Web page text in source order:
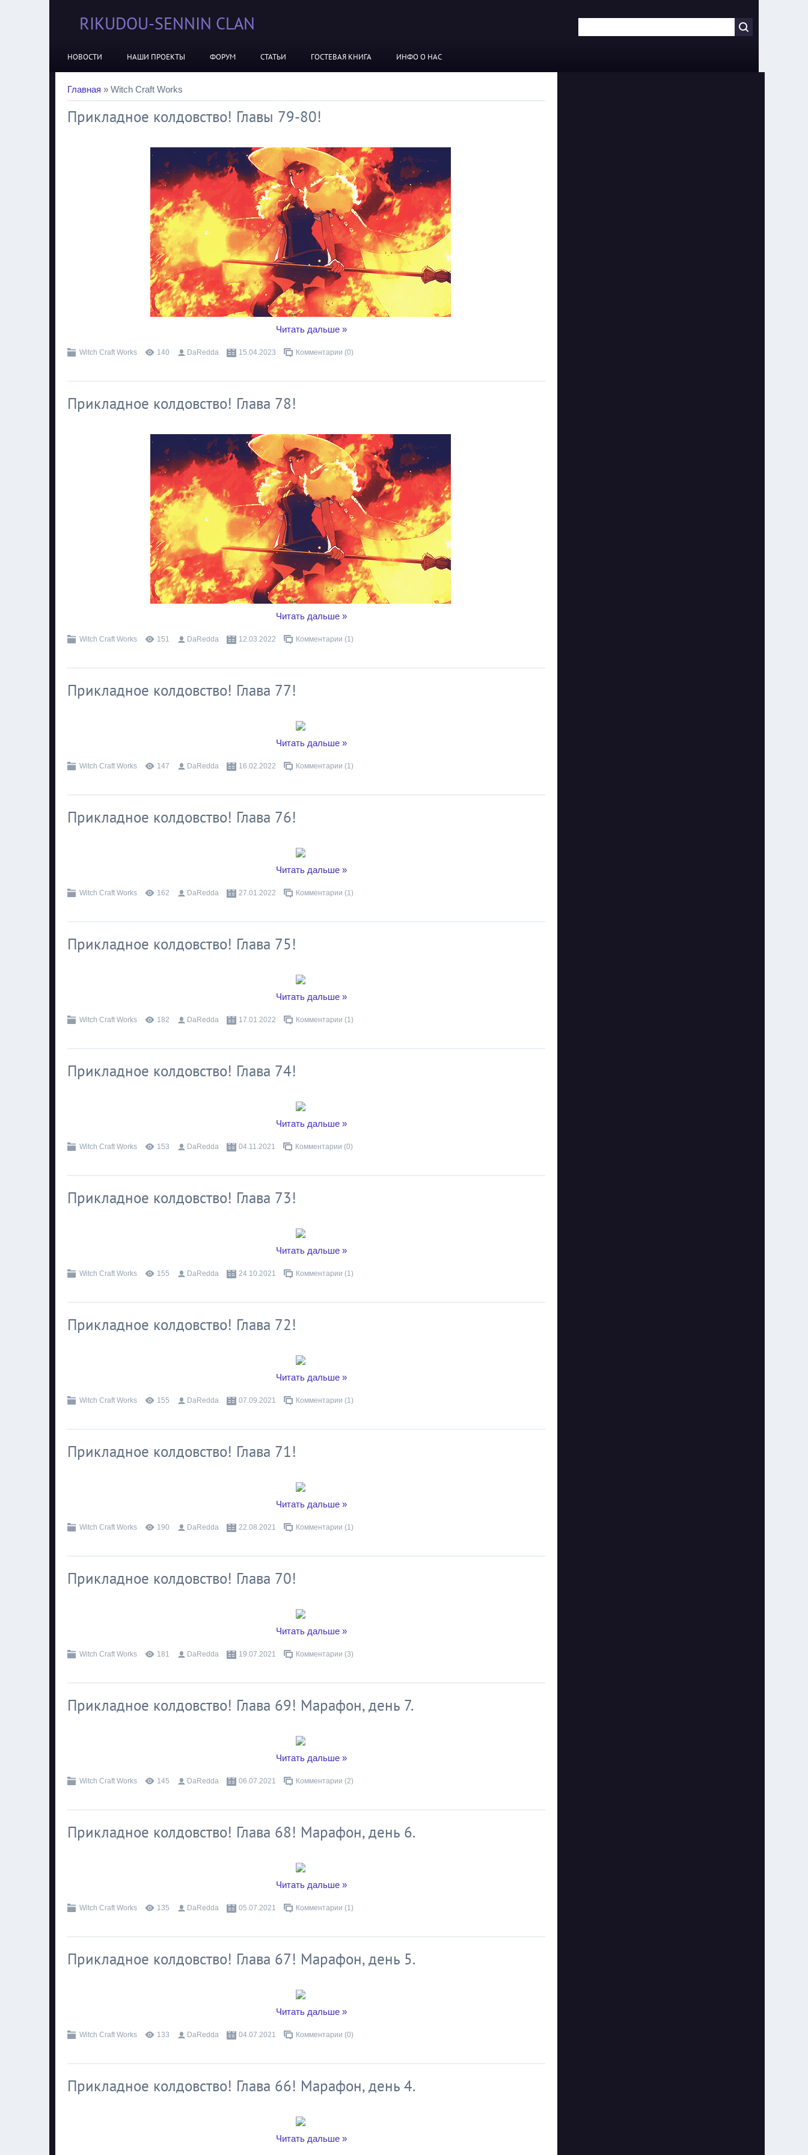
RIKUDOU-SENNIN CLAN
НОВОСТИ НАШИ ПРОЕКТЫ ФОРУМ СТАТЬИ ГОСТЕВАЯ КНИГА ИНФО О НАС
Главная » Witch Craft Works
Прикладное колдовство! Главы 79-80!
Читать дальше »
Witch Craft Works 140 DaRedda 15.04.2023 Комментарии (0)
Прикладное колдовство! Глава 78!
Читать дальше »
Witch Craft Works 151 DaRedda 12.03.2022 Комментарии (1)
Прикладное колдовство! Глава 77!
Читать дальше »
Witch Craft Works 147 DaRedda 16.02.2022 Комментарии (1)
Прикладное колдовство! Глава 76!
Читать дальше »
Witch Craft Works 162 DaRedda 27.01.2022 Комментарии (1)
Прикладное колдовство! Глава 75!
Читать дальше »
Witch Craft Works 182 DaRedda 17.01.2022 Комментарии (1)
Прикладное колдовство! Глава 74!
Читать дальше »
Witch Craft Works 153 DaRedda 04.11.2021 Комментарии (0)
Прикладное колдовство! Глава 73!
Читать дальше »
Witch Craft Works 155 DaRedda 24.10.2021 Комментарии (1)
Прикладное колдовство! Глава 72!
Читать дальше »
Witch Craft Works 155 DaRedda 07.09.2021 Комментарии (1)
Прикладное колдовство! Глава 71!
Читать дальше »
Witch Craft Works 190 DaRedda 22.08.2021 Комментарии (1)
Прикладное колдовство! Глава 70!
Читать дальше »
Witch Craft Works 181 DaRedda 19.07.2021 Комментарии (3)
Прикладное колдовство! Глава 69! Марафон, день 7.
Читать дальше »
Witch Craft Works 145 DaRedda 06.07.2021 Комментарии (2)
Прикладное колдовство! Глава 68! Марафон, день 6.
Читать дальше »
Witch Craft Works 135 DaRedda 05.07.2021 Комментарии (1)
Прикладное колдовство! Глава 67! Марафон, день 5.
Читать дальше »
Witch Craft Works 133 DaRedda 04.07.2021 Комментарии (0)
Прикладное колдовство! Глава 66! Марафон, день 4.
Читать дальше »